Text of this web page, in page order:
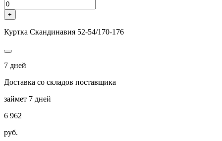
+
Куртка Скандинавия 52-54/170-176
7 дней
Доставка со складов поставщика
займет 7 дней
6 962
руб.